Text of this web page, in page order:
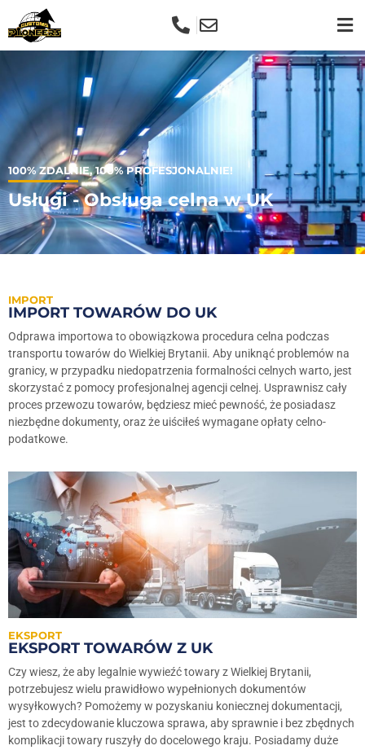
100% ZDALNIE, 100% PROFESJONALNIE!
Usługi - Obsługa celna w UK
IMPORT
IMPORT TOWARÓW DO UK
Odprawa importowa to obowiązkowa procedura celna podczas
transportu towarów do Wielkiej Brytanii. Aby uniknąć problemów na
granicy, w przypadku niedopatrzenia formalności celnych warto, jest
skorzystać z pomocy profesjonalnej agencji celnej. Usprawnisz cały
proces przewozu towarów, będziesz mieć pewność, że posiadasz
niezbędne dokumenty, oraz że uiściłeś wymagane opłaty celno-
podatkowe.
EKSPORT
EKSPORT TOWARÓW Z UK
Czy wiesz, że aby legalnie wywieźć towary z Wielkiej Brytanii,
potrzebujesz wielu prawidłowo wypełnionych dokumentów
wysyłkowych? Pomożemy w pozyskaniu koniecznej dokumentacji,
jest to zdecydowanie kluczowa sprawa, aby sprawnie i bez zbędnych
komplikacji towary ruszyły do docelowego kraju. Posiadamy duże